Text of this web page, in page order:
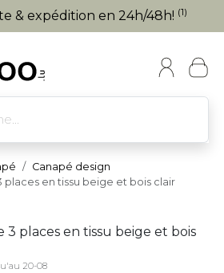
& expédition en 24h/48h! (1)
Canapé design
places en tissu beige et bois clair
3 places en tissu beige et bois
20-08